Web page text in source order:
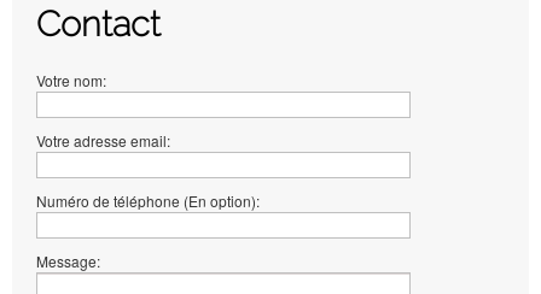
Contact
Votre nom:
Votre adresse email:
Numéro de téléphone (En option):
Message: